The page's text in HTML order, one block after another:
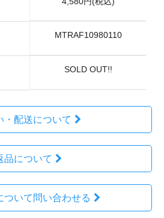
MTRAF10980110
SOLD OUT!!
・配送について
品について
ついて問い合わせる